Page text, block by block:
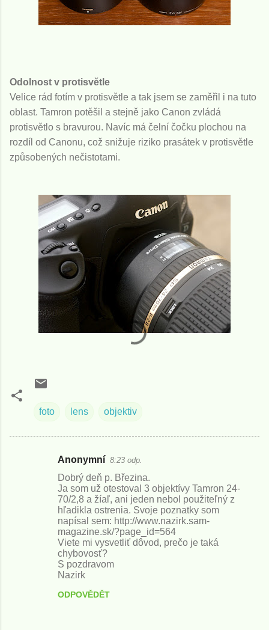
Odolnost v protisvětle
Velice rád fotím v protisvětle a tak jsem se zaměřil i na tuto
oblast. Tamron potěšil a stejně jako Canon zvládá
protisvětlo s bravurou. Navíc má čelní čočku plochou na
rozdíl od Canonu, což snižuje riziko prasátek v protisvětle
způsobených nečistotami.
foto lens objektiv
Anonymní 8:23 odp.
Dobrý deň p. Březina.
Ja som už otestoval 3 objektívy Tamron 24-
70/2,8 a žíaľ, ani jeden nebol použiteľný z
hľadikla ostrenia. Svoje poznatky som
napísal sem: http://www.nazirk.sam-
magazine.sk/?page_id=564
Viete mi vysvetliť dôvod, prečo je taká
chybovosť?
S pozdravom
Nazirk
ODPOVĚDĚT